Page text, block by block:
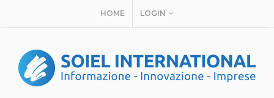
HOME LOGIN